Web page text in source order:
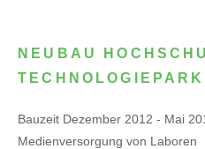
NEUBAU
TECHNOLOGIEPARK
Bauzeit Dezember 2012 - Mai
Medienversorgung von Laboren